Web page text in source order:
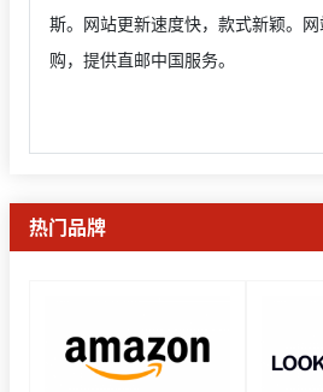
斯。网站更新速度快，款式新颖。
购，提供直邮中国服务。
热门品牌